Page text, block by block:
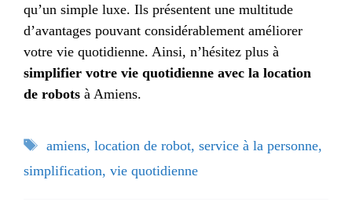
qu’un simple luxe. Ils présentent une multitude
d’avantages pouvant considérablement améliorer
votre vie quotidienne. Ainsi, n’hésitez plus à
simplifier votre vie quotidienne avec la location
de robots à Amiens.
Étiquettes
amiens, location de robot, service à la personne,
simplification, vie quotidienne